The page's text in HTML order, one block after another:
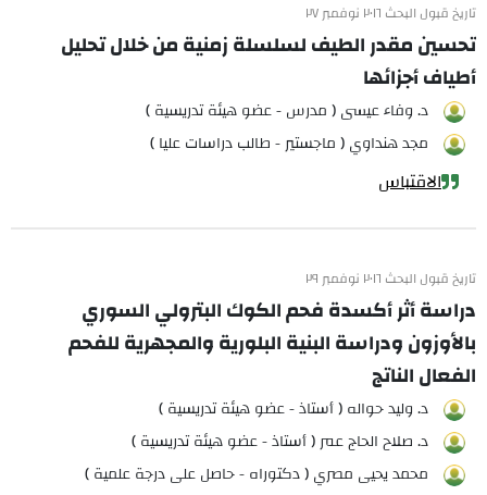
تاريخ قبول البحث ٢٠١٦ نوفمبر ٢٧
تحسين مقدر الطيف لسلسلة زمنية من خلال تحليل
أطياف أجزائها
د. وفاء عيسى ( مدرس - عضو هيئة تدريسية )
مجد هنداوي ( ماجستير - طالب دراسات عليا )
الاقتباس
تاريخ قبول البحث ٢٠١٦ نوفمبر ٢٩
دراسة أثر أكسدة فحم الكوك البترولي السوري
بالأوزون ودراسة البنية البلورية والمجهرية للفحم
الفعال الناتج
د. وليد حواله ( أستاذ - عضو هيئة تدريسية )
د. صلاح الحاج عمر ( أستاذ - عضو هيئة تدريسية )
محمد يحيى مصري ( دكتوراه - حاصل على درجة علمية )